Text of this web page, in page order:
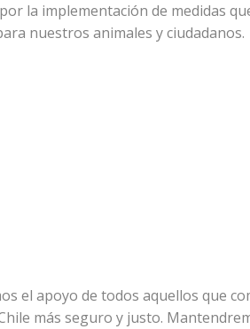
la implementación de medidas
nuestros animales y ciudadanos.
el apoyo de todos aquellos que
más seguro y justo.